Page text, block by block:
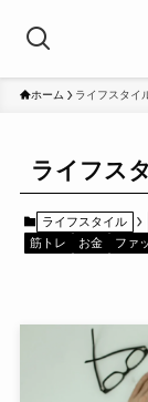
ホーム ライフスタイ
ライフス
ライフスタイル
筋トレ
お金 ファ